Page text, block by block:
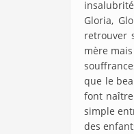
Gloria,
retrouver
mère
que le
font
simple
des